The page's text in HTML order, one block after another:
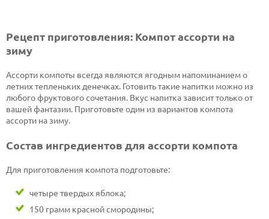
Рецепт приготовления: Компот ассорти на
зиму
Ассорти компоты всегда являются ягодным напоминанием о
летних тепленьких денечках. Готовить такие напитки можно из
любого фруктового сочетания. Вкус напитка зависит только от
вашей фантазии. Приготовьте один из вариантов компота
ассорти на зиму.
Состав ингредиентов для ассорти компота
Для приготовления компота подготовьте:
четыре твердых яблока;
150 грамм красной смородины;